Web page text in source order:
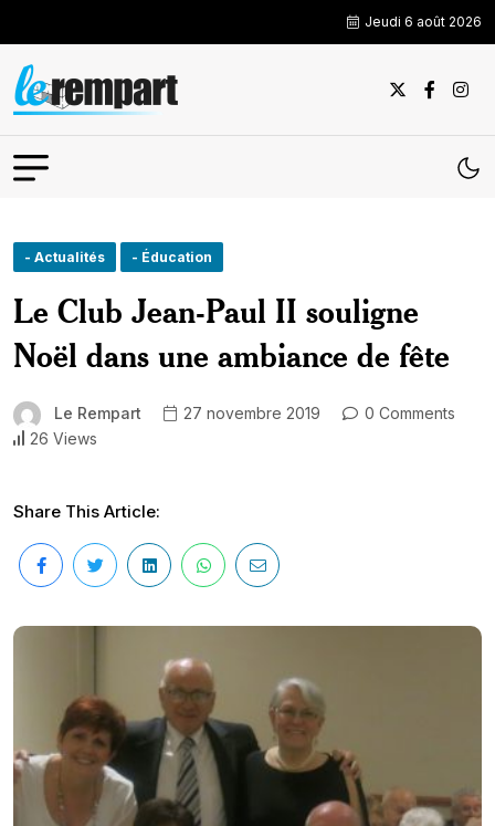
Jeudi 6 août 2026
- Actualités - Éducation
Le Club Jean-Paul II souligne
Noël dans une ambiance de fête
Le Rempart 27 novembre 2019
0 Comments
26 Views
Share This Article: